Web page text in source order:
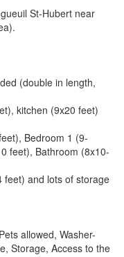
St-Hubert near
(double in length,
kitchen (9x20 feet)
Bedroom 1 (9-
feet), Bathroom (8x10-
feet) and lots of storage
allowed, Washer-
Storage, Access to the